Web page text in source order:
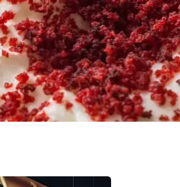
poetisk smuk og fuld af den slags skæve